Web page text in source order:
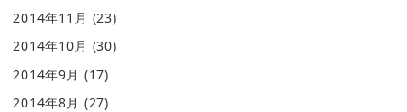
2014年11月 (23)
2014年10月 (30)
2014年9月 (17)
2014年8月 (27)